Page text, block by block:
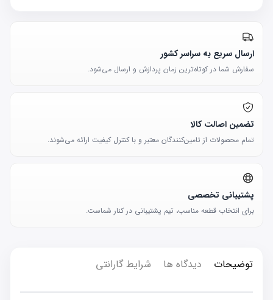
ارسال سریع به سراسر کشور
سفارش شما در کوتاه‌ترین زمان پردازش و ارسال می‌شود.
تضمین اصالت کالا
تمام محصولات از تامین‌کنندگان معتبر و با کنترل کیفیت ارائه می‌شوند.
پشتیبانی تخصصی
برای انتخاب قطعه مناسب، تیم پشتیبانی در کنار شماست.
توضیحات دیدگاه ها شرایط گارانتی